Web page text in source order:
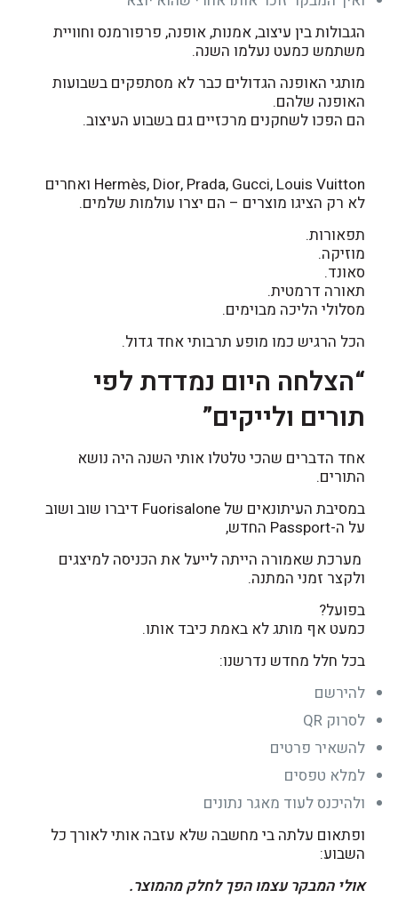
הגבולות בין עיצוב, אמנות, אופנה, פרפורמנס וחוויית
משתמש כמעט נעלמו השנה.
מותגי האופנה הגדולים כבר לא מסתפקים בשבועות
האופנה שלהם.
הם הפכו לשחקנים מרכזיים גם בשבוע העיצוב.
Hermès, Dior, Prada, Gucci, Louis Vuitton ואחרים
לא רק הציגו מוצרים – הם יצרו עולמות שלמים.
תפאורות.
מוזיקה.
סאונד.
תאורה דרמטית.
מסלולי הליכה מבוימים.
הכל הרגיש כמו מופע תרבותי אחד גדול.
“הצלחה היום נמדדת לפי
תורים ולייקים”
אחד הדברים שהכי טלטלו אותי השנה היה נושא
התורים.
במסיבת העיתונאים של Fuorisalone דיברו שוב ושוב
על ה-Passport החדש,
מערכת שאמורה הייתה לייעל את הכניסה למיצגים
ולקצר זמני המתנה.
בפועל?
כמעט אף מותג לא באמת כיבד אותו.
בכל חלל מחדש נדרשנו:
להירשם
לסרוק QR
להשאיר פרטים
למלא טפסים
ולהיכנס לעוד מאגר נתונים
ופתאום עלתה בי מחשבה שלא עזבה אותי לאורך כל
השבוע:
אולי המבקר עצמו הפך לחלק מהמוצר.